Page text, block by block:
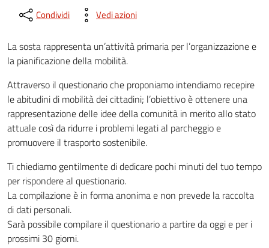
Condividi Vedi azioni
La sosta rappresenta un’attività primaria per l’organizzazione e
la pianificazione della mobilità.
Attraverso il questionario che proponiamo intendiamo recepire
le abitudini di mobilità dei cittadini; l’obiettivo è ottenere una
rappresentazione delle idee della comunità in merito allo stato
attuale così da ridurre i problemi legati al parcheggio e
promuovere il trasporto sostenibile.
Ti chiediamo gentilmente di dedicare pochi minuti del tuo tempo
per rispondere al questionario.
La compilazione è in forma anonima e non prevede la raccolta
di dati personali.
Sarà possibile compilare il questionario a partire da oggi e per i
prossimi 30 giorni.